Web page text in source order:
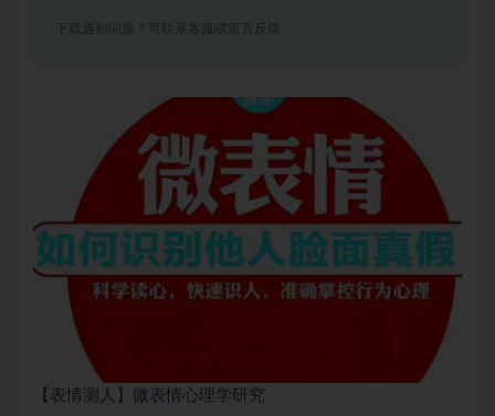
下载遇到问题？可联系客服或留言反馈
【表情测人】微表情心理学研究